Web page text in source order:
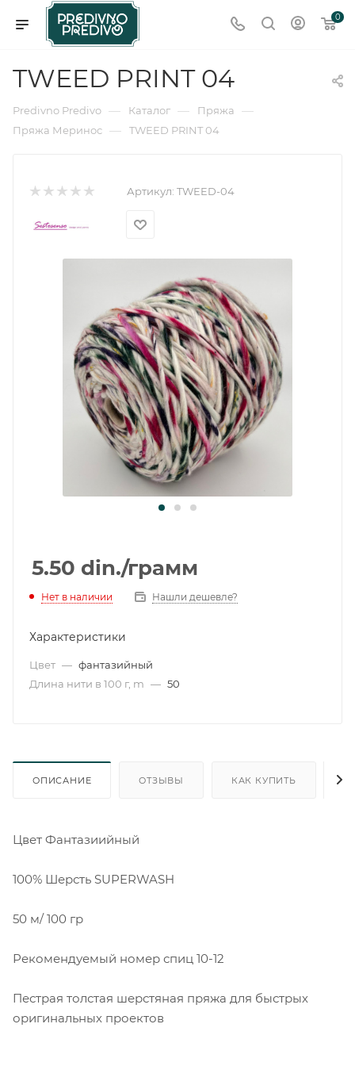
0
TWEED PRINT 04
Predivno Predivo — Каталог — Пряжа —
Пряжа Меринос — TWEED PRINT 04
Артикул: TWEED-04
5.50 din./грамм
Нет в наличии Нашли дешевле?
Характеристики
Цвет — фантазийный
Длина нити в 100 г, m — 50
ОПИСАНИЕ ОТЗЫВЫ КАК КУПИТЬ
Цвет Фантазиийный
100% Шерсть SUPERWASH
50 м/ 100 гр
Рекомендуемый номер спиц 10-12
Пестрая толстая шерстяная пряжа для быстрых
оригинальных проектов